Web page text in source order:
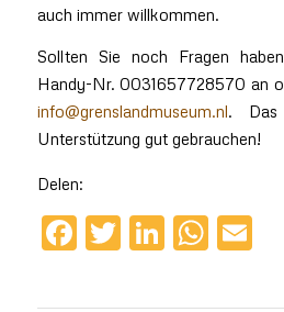
auch immer willkommen.
Sollten Sie noch Fragen
Handy-Nr. 0031657728570 an
info@grenslandmuseum.nl. Das
Unterstützung gut gebrauchen!
Delen:
Facebook
Twitter